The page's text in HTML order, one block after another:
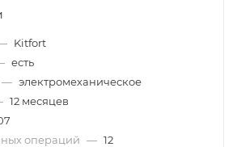
Kitfort
есть
— электромеханическое
12 месяцев
операций — 12